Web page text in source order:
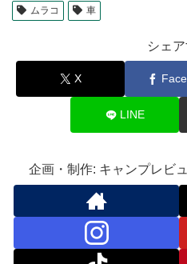
ムラコ
車
シェ
X
LINE
企画・制作: キャンプレビ